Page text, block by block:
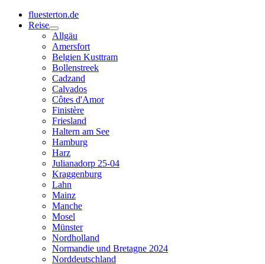
fluesterton.de
Reise
Allgäu
Amersfort
Belgien Kusttram
Bollenstreek
Cadzand
Calvados
Côtes d'Amor
Finistère
Friesland
Haltern am See
Hamburg
Harz
Julianadorp 25-04
Kraggenburg
Lahn
Mainz
Manche
Mosel
Münster
Nordholland
Normandie und Bretagne 2024
Norddeutschland